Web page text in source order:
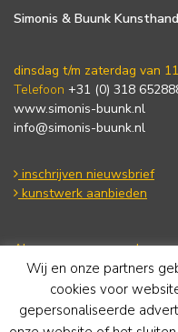
Simonis & Buunk
dinsdag t/m zaterdag van
Telefoon +31 (0) 318
www.simonis-buunk.nl
info@simonis-buunk.nl
inschrijven nieuwsbrief
kunstwerk aanbieden
Algemene voorwaarden
Privacy statement
Cookie Policy
Disclaimer
Wij en onze partners
cookies voor
gepersonaliseerde